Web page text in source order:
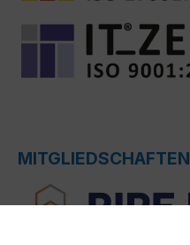
MITGLIEDSCHAFTEN